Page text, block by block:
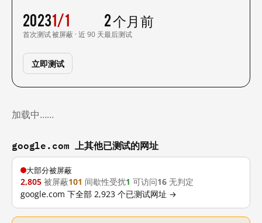
2023
首次测试
1/1
被屏蔽 · 近 90 天
2 个月前
最后测试
立即测试
加载中……
google.com 上其他已测试的网址
大部分被屏蔽
2,805 被屏蔽101 间歇性受扰1 可访问16 无判定
google.com 下全部 2,923 个已测试网址 →